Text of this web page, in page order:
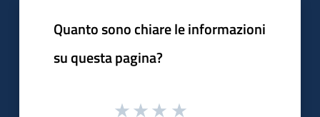
Quanto sono chiare le informazioni
su questa pagina?